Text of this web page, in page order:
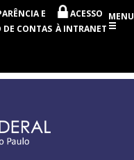
E
DE CONTAS
ACESSO
À INTRANET
MENU